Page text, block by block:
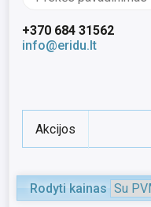
+370 684 31562
info@eridu.lt
Akcijos
Rodyti kainas